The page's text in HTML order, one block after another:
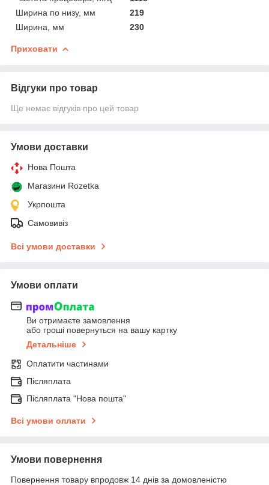
Ширина по низу, мм
219
Ширина, мм
230
Приховати
Відгуки про товар
Ще немає відгуків про цей товар
Умови доставки
Нова Пошта
Магазини Rozetka
Укрпошта
Самовивіз
Всі умови доставки
Умови оплати
Ви отримаєте замовлення
або гроші повернуться на вашу картку
Детальніше
Оплатити частинами
Післяплата
Післяплата "Нова пошта"
Всі умови оплати
Умови повернення
Повернення товару впродовж 14 днів за домовленістю